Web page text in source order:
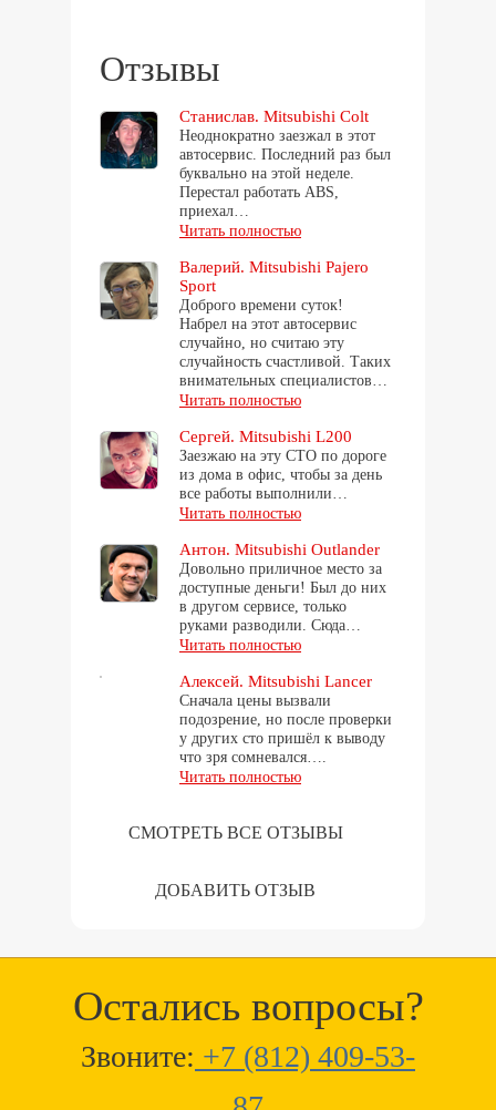
Отзывы
Станислав. Mitsubishi Colt
Неоднократно заезжал в этот
автосервис. Последний раз был
буквально на этой неделе.
Перестал работать ABS,
приехал…
Читать полностью
Валерий. Mitsubishi Pajero
Sport
Доброго времени суток!
Набрел на этот автосервис
случайно, но считаю эту
случайность счастливой. Таких
внимательных специалистов…
Читать полностью
Сергей. Mitsubishi L200
Заезжаю на эту СТО по дороге
из дома в офис, чтобы за день
все работы выполнили…
Читать полностью
Антон. Mitsubishi Outlander
Довольно приличное место за
доступные деньги! Был до них
в другом сервисе, только
руками разводили. Сюда…
Читать полностью
Алексей. Mitsubishi Lancer
Сначала цены вызвали
подозрение, но после проверки
у других сто пришёл к выводу
что зря сомневался….
Читать полностью
СМОТРЕТЬ ВСЕ ОТЗЫВЫ
ДОБАВИТЬ ОТЗЫВ
Остались вопросы?
Звоните: +7 (812) 409-53-